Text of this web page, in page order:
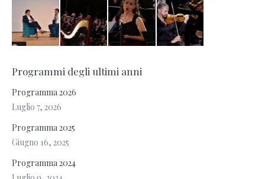
Programmi degli ultimi anni
Programma 2026
Luglio 7, 2026
Programma 2025
Giugno 16, 2025
Programma 2024